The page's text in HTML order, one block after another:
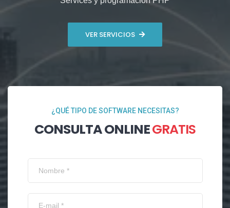
VER SERVICIOS
¿QUÉ TIPO DE SOFTWARE NECESITAS?
CONSULTA ONLINEGRATIS